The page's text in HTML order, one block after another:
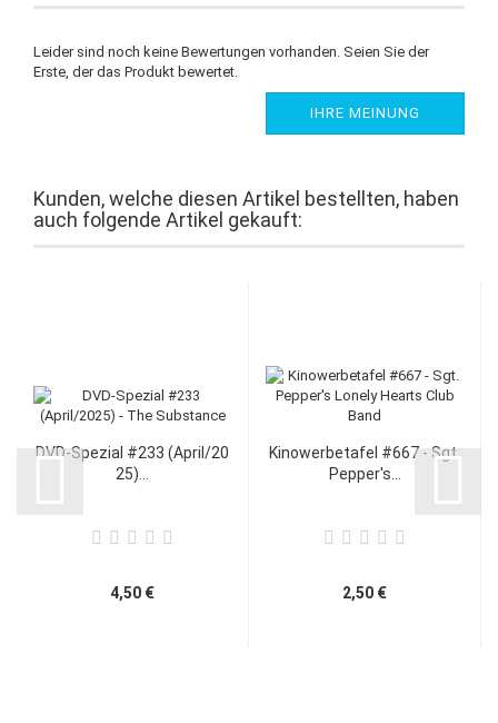
Leider sind noch keine Bewertungen vorhanden. Seien Sie der
Erste, der das Produkt bewertet.
IHRE MEINUNG
Kunden, welche diesen Artikel bestellten, haben
auch folgende Artikel gekauft:
DVD-Spezial #233 (April/20
25)...
4,50 €
Kinowerbetafel #667 - Sgt.
Pepper's...
2,50 €